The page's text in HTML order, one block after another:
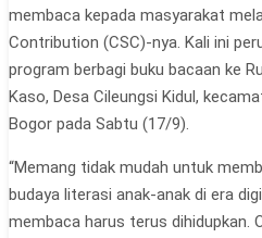
membaca kepada masyarakat
Contribution (CSC)-nya. Kali ini
program berbagi buku bacaan ke
Kaso, Desa Cileungsi Kidul,
Bogor pada Sabtu (17/9).
“Memang tidak mudah untuk
budaya literasi anak-anak di era
membaca harus terus dihidupkan.